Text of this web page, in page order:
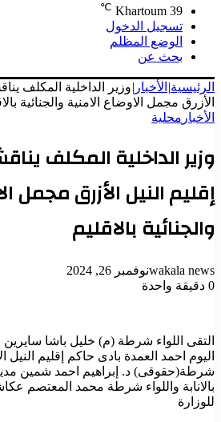
Khartoum 39
℃
تسجيل الدخول
الوضع المظلم
بحث عن
الرئيسية| الأخبار |وزير الداخلية المكلف
الأزرق مجمل الاوضاع الامنية والجنائية
الأخبار محلية
وزير الداخلية المكلف
إقليم النيل الأزرق مجمل
والجنائية بالاقليم
wakala newsنوفمبر 26, 2024
0 دقيقة واحدة
التقى اللواء شرطة (م) خليل باشا سايرين
اليوم احمد العمدة بادى حاكم إقليم
شرطة(حقوقى) د. إبراهيم احمد شمين
بالانابة واللواء شرطة محمد المعتصم
للوزارة